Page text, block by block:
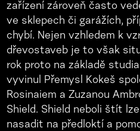
zařízení zároveň často
ve sklepech či garážích,
chybí. Nejen vzhledem k
dřevostaveb je to však
rok proto na základě
vyvinul Přemysl Kokeš
Rosinaiem a Zuzanou
Shield. Shield neboli štít
nasadit na předloktí a